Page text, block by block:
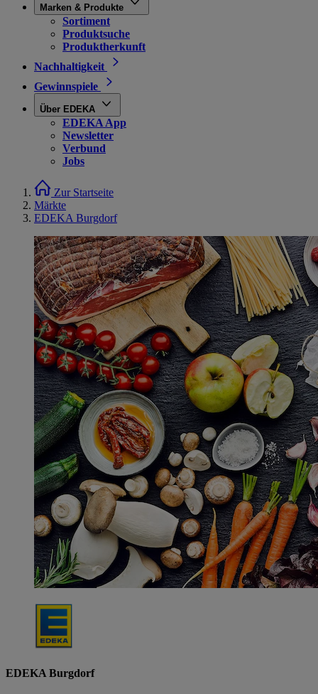
Marken & Produkte
Sortiment
Produktsuche
Produktherkunft
Nachhaltigkeit
Gewinnspiele
Über EDEKA
EDEKA App
Newsletter
Verbund
Jobs
Zur Startseite
Märkte
EDEKA Burgdorf
EDEKA Burgdorf